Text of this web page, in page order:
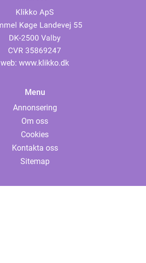
web: www.klikko.dk
Menu
Annonsering
Om oss
Cookies
Kontakta oss
Sitemap